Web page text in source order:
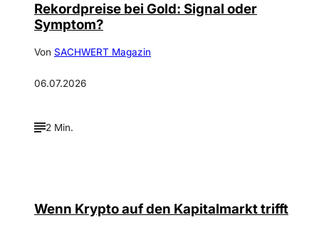
Rekordpreise bei Gold: Signal oder
Symptom?
Von SACHWERT Magazin
06.07.2026
2 Min.
Wenn Krypto auf den Kapitalmarkt trifft